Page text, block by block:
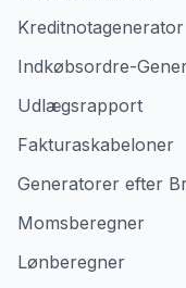
Kreditnotagenerator
Indkøbsordre-
Udlægsrapport
Fakturaskabeloner
Generatorer efter
Momsberegner
Lønberegner